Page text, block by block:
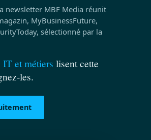
newsletter MBF Media réunit
MyBusinessFuture,
sélectionné par la
et métiers lisent cette
les.